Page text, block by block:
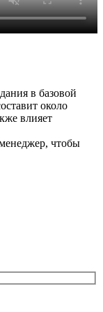
в базовой
около
влияет
чтобы